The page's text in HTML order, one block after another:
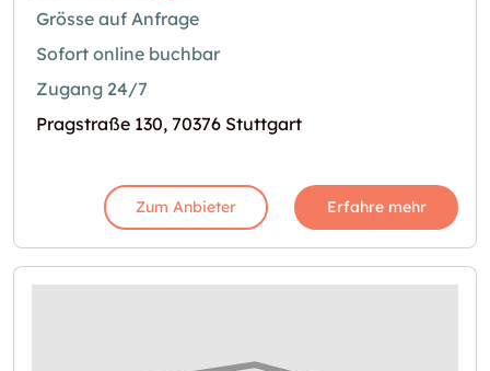
Grösse auf Anfrage
Sofort online buchbar
Zugang 24/7
Pragstraße 130, 70376 Stuttgart
Zum Anbieter Erfahre mehr